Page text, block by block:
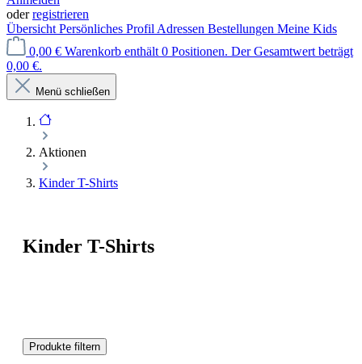
oderregistrieren
Übersicht Persönliches Profil Adressen Bestellungen Meine Kids
0,00 € Warenkorb enthält 0 Positionen. Der Gesamtwert beträgt
0,00 €.
Menü schließen
Aktionen
Kinder T-Shirts
Kinder T-Shirts
Produkte filtern